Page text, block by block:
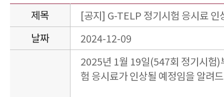
제목
[공지] G-TELP 정기시험 응시료 인
날짜
2024-12-09
2025년 1월 19일(547회 정기시험)
험 응시료가 인상될 예정임을 알려